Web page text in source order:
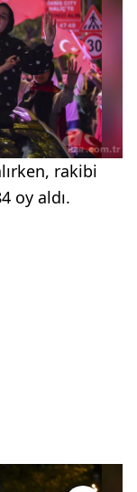
rakibi
oy aldı.